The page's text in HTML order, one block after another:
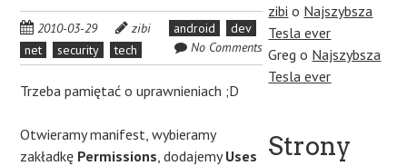
2010-03-29 zibi android
dev
net
security tech No Comments
Trzeba pamiętać o uprawnieniach ;D
Otwieramy manifest, wybieramy
zakładkę Permissions , dodajemyUses
zibi o Najszybsza
Tesla ever
Greg o Najszybsza
Tesla ever
Strony